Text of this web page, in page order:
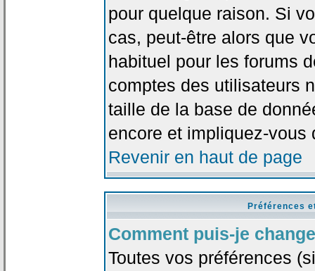
pour quelque raison. Si
cas, peut-être alors que
habituel pour les forums
comptes des utilisateurs
taille de la base de
encore et impliquez-
Revenir en haut de page
Préférences
Comment puis-je
Toutes vos préférences